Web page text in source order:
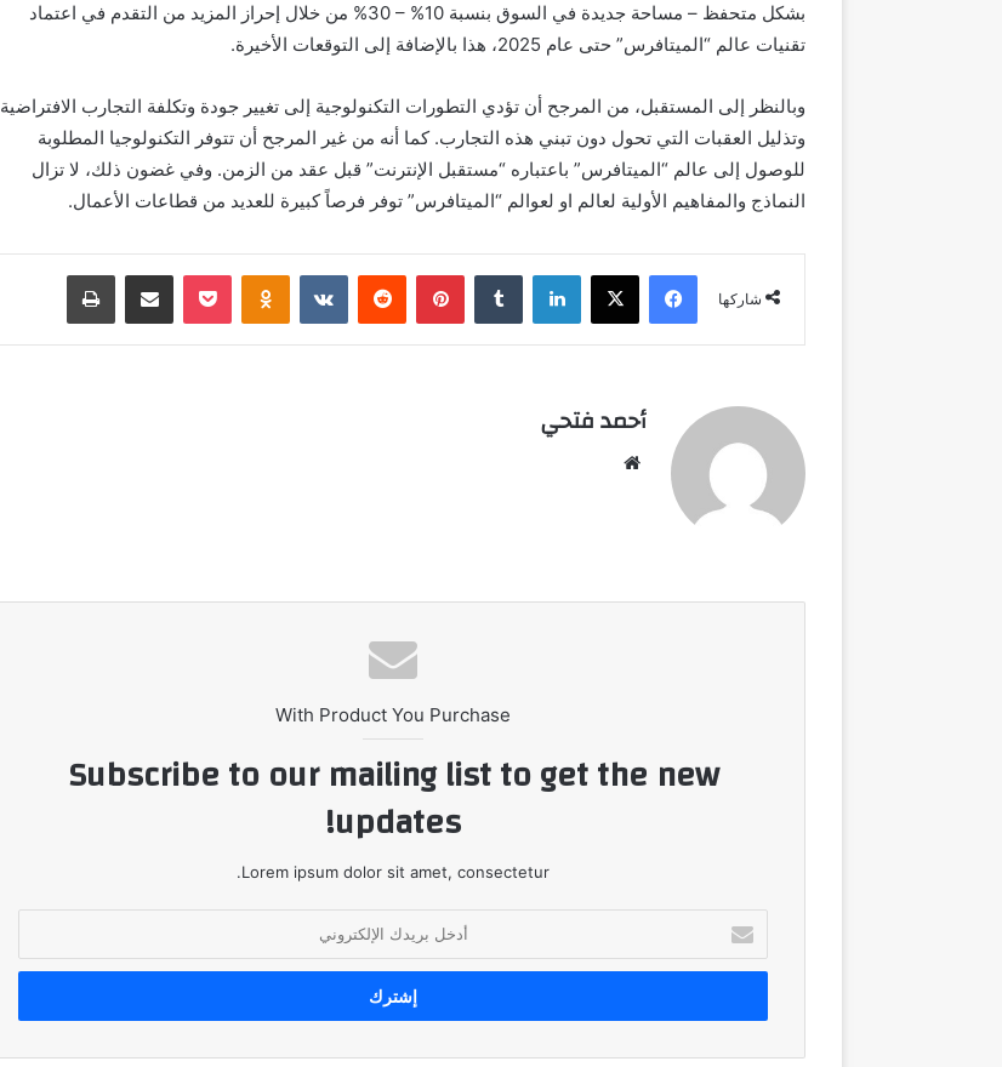
بشكل متحفظ – مساحة جديدة في السوق بنسبة 10% – 30% من خلال إحراز المزيد من التقدم في اعتماد
تقنيات عالم “الميتافرس” حتى عام 2025، هذا بالإضافة إلى التوقعات الأخيرة.
وبالنظر إلى المستقبل، من المرجح أن تؤدي التطورات التكنولوجية إلى تغيير جودة وتكلفة التجارب الافتراضية
وتذليل العقبات التي تحول دون تبني هذه التجارب. كما أنه من غير المرجح أن تتوفر التكنولوجيا المطلوبة
للوصول إلى عالم “الميتافرس” باعتباره “مستقبل الإنترنت” قبل عقد من الزمن. وفي غضون ذلك، لا تزال
النماذج والمفاهيم الأولية لعالم او لعوالم “الميتافرس” توفر فرصاً كبيرة للعديد من قطاعات الأعمال.
شاركها
فيسبوك ‫X لينكدإن بينتيريست Odnoklassniki
‫Pocket مشاركة عبر البريد طباعة
أحمد فتحي
With Product You Purchase
Subscribe to our mailing list to get the new
updates!
Lorem ipsum dolor sit amet, consectetur.
بريدك
الإلكتروني